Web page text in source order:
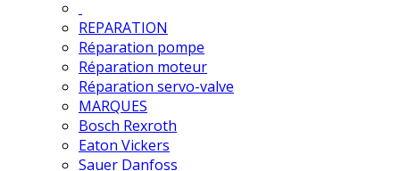
REPARATION
Réparation pompe
Réparation moteur
Réparation servo-valve
MARQUES
Bosch Rexroth
Eaton Vickers
Sauer Danfoss